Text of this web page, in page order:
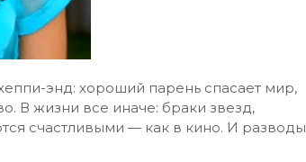
энд: хороший парень спасает мир,
В жизни все иначе: браки звезд,
счастливыми — как в кино. И разводы